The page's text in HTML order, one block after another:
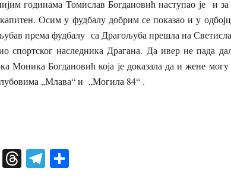
годинама Томислав Богдановић наступао је и
Осим у фудбалу добрим се показао и у
према фудбалу са Драгољуба прешла на
спортског наследника Драгана. Да ивер не пада
Моника Богдановић која је доказала да и жене могу
„Млава“ и „Могила 84“ .
X ThreadsTelegram